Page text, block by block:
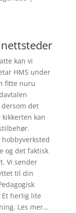
kan vi
HMS under
fitte nuru
det
kan
og det faktisk
Vi sender
til din
Et herlig lite
Les mer…